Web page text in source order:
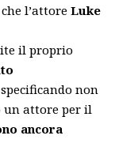
l’attore Luke
il proprio
non
un attore per il
ancora